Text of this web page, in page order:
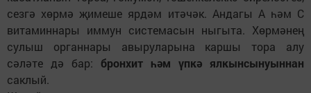
сезгә хөрмә җимеше ярдәм итәчәк. Андагы А һәм С
витаминнары иммун системасын ныгыта. Хөрмәнең
сулыш органнары авыруларына каршы тора алу
сәләте дә бар: бронхит һәм үпкә ялкынсынуыннан
саклый.